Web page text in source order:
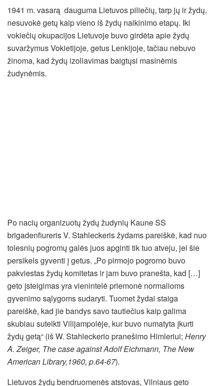
1941 m. vasarą dauguma Lietuvos piliečių, tarp jų ir žydų,
nesuvokė getų kaip vieno iš žydų naikinimo etapų. Iki
vokiečių okupacijos Lietuvoje buvo girdėta apie žydų
suvaržymus Vokietijoje, getus Lenkijoje, tačiau nebuvo
žinoma, kad žydų izoliavimas baigtųsi masinėmis
žudynėmis.
Po nacių organizuotų žydų žudynių Kaune SS
brigadenfiureris V. Stahleckeris žydams pareiškė, kad nuo
tolesnių pogromų galės juos apginti tik tuo atveju, jei šie
persikels gyventi į getus. „Po pirmojo pogromo buvo
pakviestas žydų komitetas ir jam buvo pranešta, kad […]
geto įsteigimas yra vienintelė priemonė normalioms
gyvenimo sąlygoms sudaryti. Tuomet žydai staiga
pareiškė, kad jie bandys savo tautiečius kaip galima
skubiau sutelkti Vilijampolėje, kur buvo numatyta įkurti
žydų getą“ (iš W. Stahleckerio pranešimo Himleriui; Henry
A. Zeiger, The case against Adolf Eichmann, The New
American Library,1960, p.64-67).
Lietuvos žydų bendruomenės atstovas, Vilniaus geto